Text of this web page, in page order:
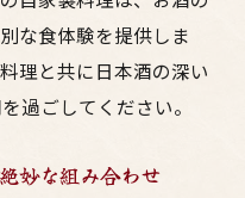
な食体験を提供しま
理と共に日本酒の深い
過ごしてください。
妙な組み合わせ